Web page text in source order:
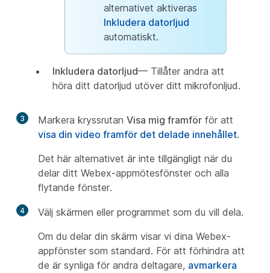
alternativet aktiveras
Inkludera datorljud
automatiskt.
Inkludera datorljud— Tillåter andra att
höra ditt datorljud utöver ditt mikrofonljud.
3 Markera kryssrutan Visa mig framför för att
visa din video framför det delade innehållet.
Det här alternativet är inte tillgängligt när du
delar ditt Webex-appmötesfönster och alla
flytande fönster.
4
Välj skärmen eller programmet som du vill dela.
Om du delar din skärm visar vi dina Webex-
appfönster som standard. För att förhindra att
de är synliga för andra deltagare, avmarkera